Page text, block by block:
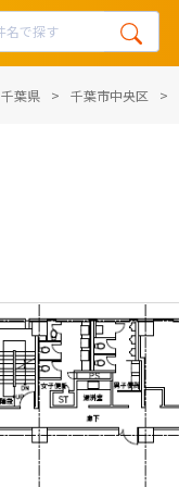
千葉県 千葉市中央区